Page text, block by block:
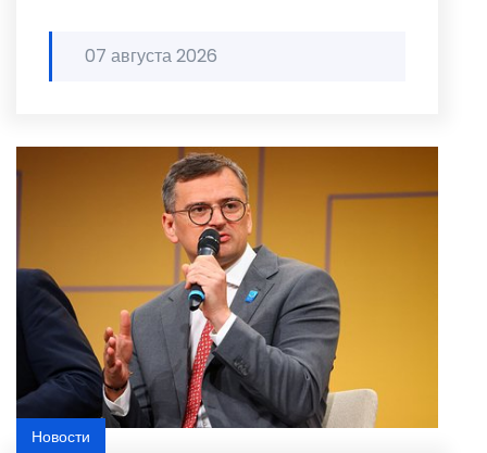
07 августа 2026
Featured
Новости